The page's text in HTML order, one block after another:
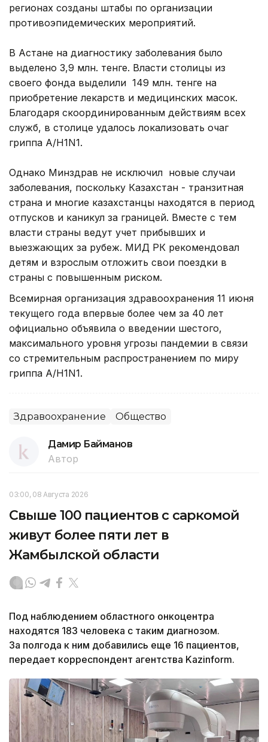
регионах созданы штабы по организации
противоэпидемических мероприятий.
В Астане на диагностику заболевания было
выделено 3,9 млн. тенге. Власти столицы из
своего фонда выделили 149 млн. тенге на
приобретение лекарств и медицинских масок.
Благодаря скоординированным действиям всех
служб, в столице удалось локализовать очаг
гриппа А/H1N1.
Однако Минздрав не исключил новые случаи
заболевания, поскольку Казахстан - транзитная
страна и многие казахстанцы находятся в период
отпусков и каникул за границей. Вместе с тем
власти страны ведут учет прибывших и
выезжающих за рубеж. МИД РК рекомендовал
детям и взрослым отложить свои поездки в
страны с повышенным риском.
Всемирная организация здравоохранения 11 июня
текущего года впервые более чем за 40 лет
официально объявила о введении шестого,
максимального уровня угрозы пандемии в связи
со стремительным распространением по миру
гриппа A/H1N1.
Здравоохранение Общество
Дамир Байманов
Автор
03:00, 08 Августа 2026
Свыше 100 пациентов с саркомой
живут более пяти лет в
Жамбылской области
Под наблюдением областного онкоцентра
находятся 183 человека с таким диагнозом.
За полгода к ним добавились еще 16 пациентов,
передает корреспондент агентства Kazinform.